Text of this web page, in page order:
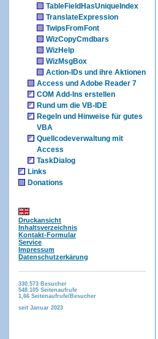
TableFieldHasUniqueIndex
TranslateExpression
TwipsFromFont
WizCopyCmdbars
WizHelp
WizMsgBox
Action-IDs und ihre Aktionen
Access und Adobe Reader 7
COM Add-Ins erstellen
Rund um die VB-IDE
Regeln und Hinweise für gutes
VBA
Quellcodeverwaltung mit
Access
TaskDialog
Links
Donations
Druckansicht
Inhaltsverzeichnis
Kontakt-Formular
Service
Impressum
Datenschutzerkärung
330.573 Besucher
548.105 Seitenaufrufe
1,66 Seitenaufrufe/Besucher
seit Januar 2023